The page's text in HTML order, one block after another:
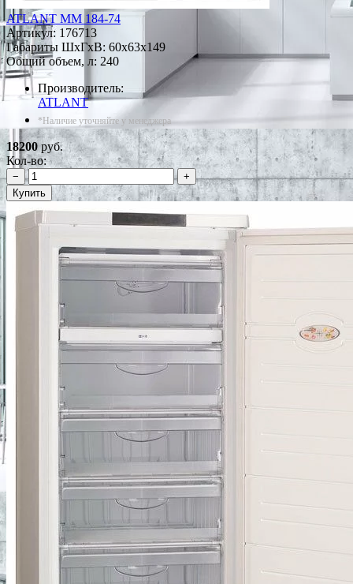
ATLANT ММ 184-74
Артикул: 176713
Габариты ШxГxВ: 60x63x149
Общий объем, л: 240
Производитель:
ATLANT
*Наличие уточняйте у менеджера
18200 руб.
Кол-во:
−
+
Купить